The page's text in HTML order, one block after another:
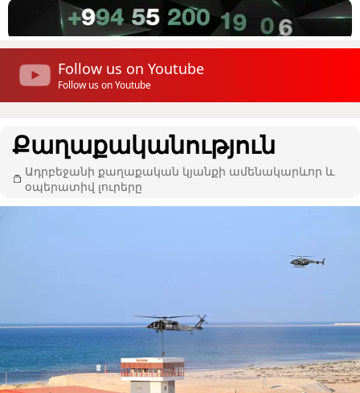
Follow us on Youtube
Follow us on Youtube
Քաղաքականություն
Ադրբեջանի քաղաքական կյանքի ամենակարևոր և
օպերատիվ լուրերը